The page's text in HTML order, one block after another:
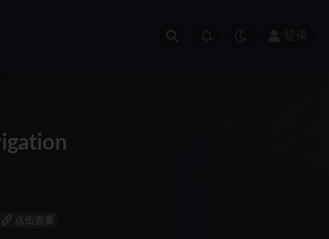
点击查看